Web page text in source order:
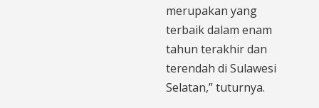
merupakan yang
terbaik dalam enam
tahun terakhir dan
terendah di Sulawesi
Selatan,” tuturnya.